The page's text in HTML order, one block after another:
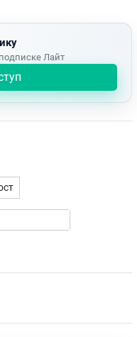
Лайт